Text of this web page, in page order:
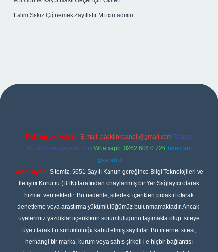
Falım Sakız Çiğnemek Zayıflatır Mı için admin
Reklam ve İletişim: E-mail: backlinkpaneli@gmail.com Teams:
forumhizmeti@gmail.com Whatsapp: 0262 606 0 726 Telegram:
@karabul
Yasal Uyarı: Sitemiz, 5651 Sayılı Kanun gereğince Bilgi Teknolojileri ve
İletişim Kurumu (BTK) tarafından onaylanmış bir Yer Sağlayıcı olarak
hizmet vermektedir. Bu nedenle, sitedeki içerikleri proaktif olarak
denetleme veya araştırma yükümlülüğümüz bulunmamaktadır. Ancak,
üyelerimiz yazdıkları içeriklerin sorumluluğunu taşımakta olup, siteye
üye olarak bu sorumluluğu kabul etmiş sayılırlar. Bu internet sitesi,
herhangi bir marka, kurum veya şahıs şirketi ile hiçbir bağlantısı